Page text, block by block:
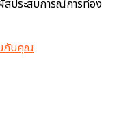
สประสบการณ์การท่อง
มกับคุณ